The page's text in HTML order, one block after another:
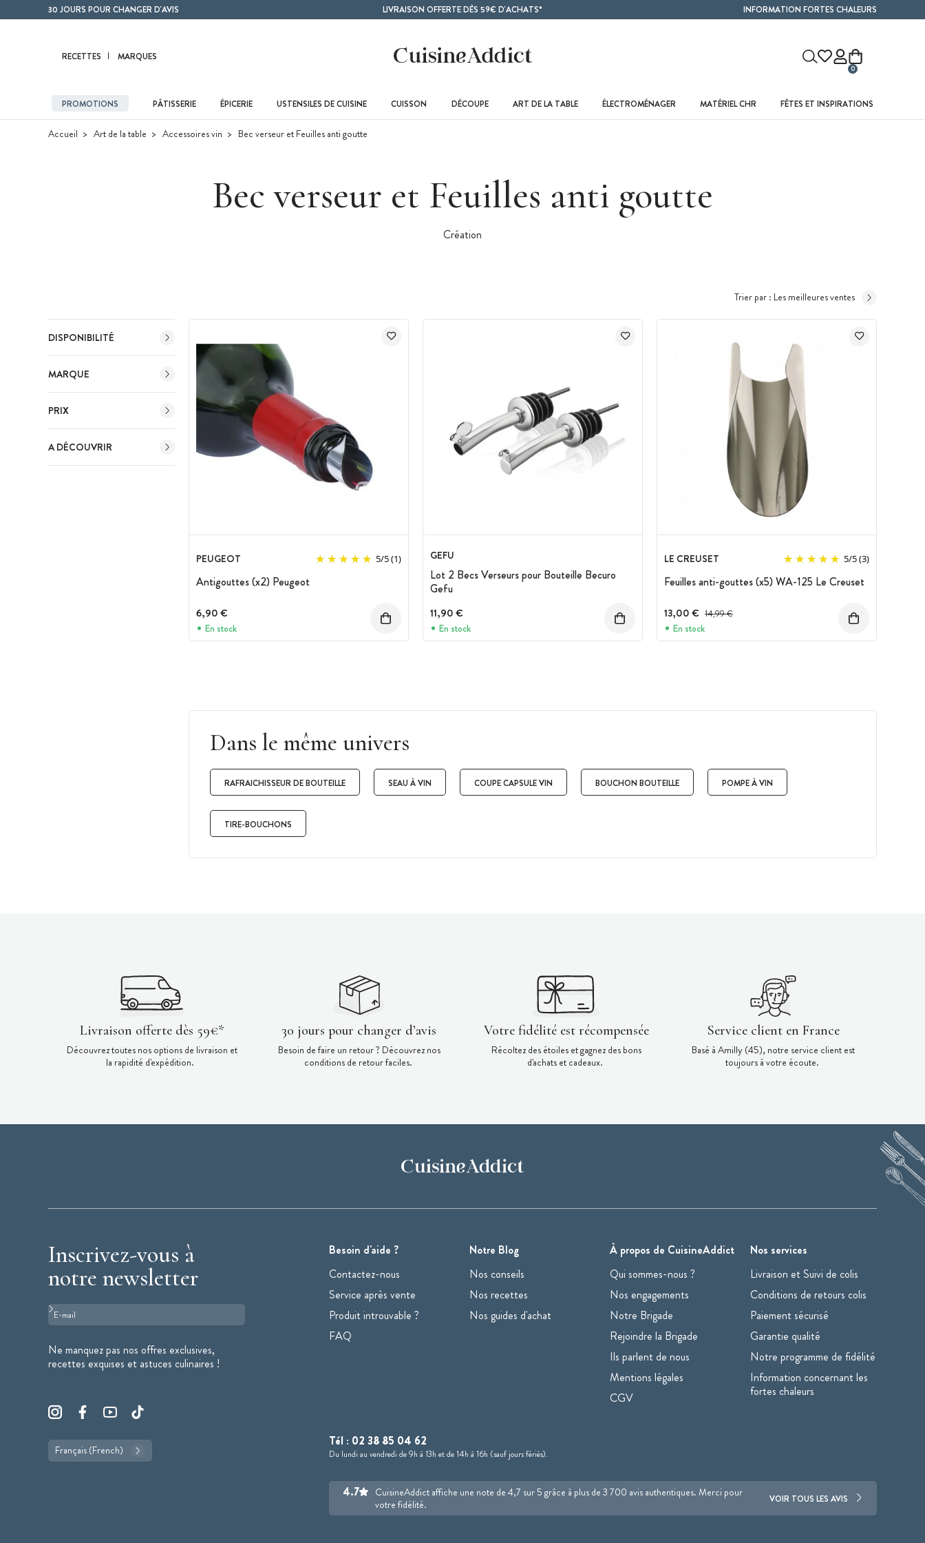
Contenu principal30 JOURS POUR CHANGER D'AVIS LIVRAISON OFFERTE DÈS 59€ D'ACHATS* INFORMATION FORTES CHALEURS
RECETTES MARQUES
0
PROMOTIONS PÂTISSERIE ÉPICERIE USTENSILES DE CUISINE CUISSON DÉCOUPE ART DE LA TABLE ÉLECTROMÉNAGER MATÉRIEL CHR FÊTES ET INSPIRATIONS
Accueil Art de la table Accessoires vin Bec verseur et Feuilles anti goutte
Bec verseur et Feuilles anti goutte
Création
Trier par : Les meilleures ventes
DISPONIBILITÉ
MARQUE
PRIX
A DÉCOUVRIR
PEUGEOT 5/5(1)
Antigouttes (x2) Peugeot
6,90 €
En stock
GEFU
Lot 2 Becs Verseurs pour Bouteille Becuro
Gefu
11,90 €
En stock
LE CREUSET 5/5(3)
Feuilles anti-gouttes (x5) WA-125 Le Creuset
13,00 € Prix avant réduction :
14,99 €
En stock
Dans le même univers
RAFRAICHISSEUR DE BOUTEILLE SEAU À VIN COUPE CAPSULE VIN BOUCHON BOUTEILLE POMPE À VIN
TIRE-BOUCHONS
Livraison offerte dès 59€*
Découvrez toutes nos options de livraison et
la rapidité d'expédition.
30 jours pour changer d’avis
Besoin de faire un retour ? Découvrez nos
conditions de retour faciles.
Votre fidélité est récompensée
Récoltez des étoiles et gagnez des bons
d'achats et cadeaux.
Service client en France
Basé à Amilly (45), notre service client est
toujours à votre écoute.
Besoin d'aide ?
Contactez-nous
Service après vente
Produit introuvable ?
FAQ
Notre Blog
Nos conseils
Nos recettes
Nos guides d'achat
À propos de CuisineAddict
Qui sommes-nous ?
Nos engagements
Notre Brigade
Rejoindre la Brigade
Ils parlent de nous
Mentions légales
CGV
Nos services
Livraison et Suivi de colis
Conditions de retours colis
Paiement sécurisé
Garantie qualité
Notre programme de fidélité
Information concernant les
fortes chaleurs
Inscrivez-vous à
notre newsletter
Format : adresse@email.com
Ne manquez pas nos offres exclusives,
recettes exquises et astuces culinaires !
Français (French)
Tél : 02 38 85 04 62
Du lundi au vendredi de 9h à 13h et de 14h à 16h (sauf jours fériés).
4.7
CuisineAddict affiche une note de 4,7 sur 5 grâce à plus de 3 700 avis authentiques. Merci pour
votre fidélité.
VOIR TOUS LES AVIS